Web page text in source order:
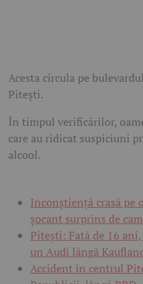
Acesta circula pe
Pitești.
În timpul verificărilor,
care au ridicat suspiciuni
alcool.
Inconștiență crasă pe
șocant surprins de
Pitești: Fată de 16
un Audi lângă
Accident în centrul